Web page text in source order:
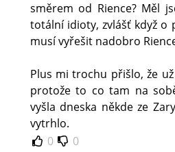
směrem od Rience? Měl
totální idioty, zvlášť když o
musí vyřešit nadobro
Plus mi trochu přišlo, že
protože to co tam na
vyšla dneska někde ze
vytrhlo.
0
0